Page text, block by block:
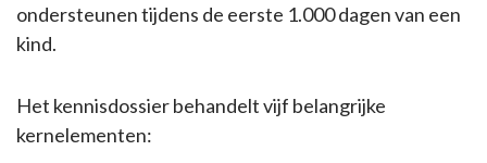
ondersteunen tijdens de eerste 1.000 dagen van een
kind.
Het kennisdossier behandelt vijf belangrijke
kernelementen: